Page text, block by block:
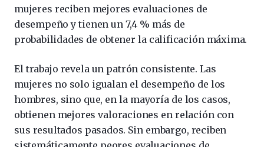
mujeres reciben mejores evaluaciones de
desempeño y tienen un 7,4 % más de
probabilidades de obtener la calificación máxima.
El trabajo revela un patrón consistente. Las
mujeres no solo igualan el desempeño de los
hombres, sino que, en la mayoría de los casos,
obtienen mejores valoraciones en relación con
sus resultados pasados. Sin embargo, reciben